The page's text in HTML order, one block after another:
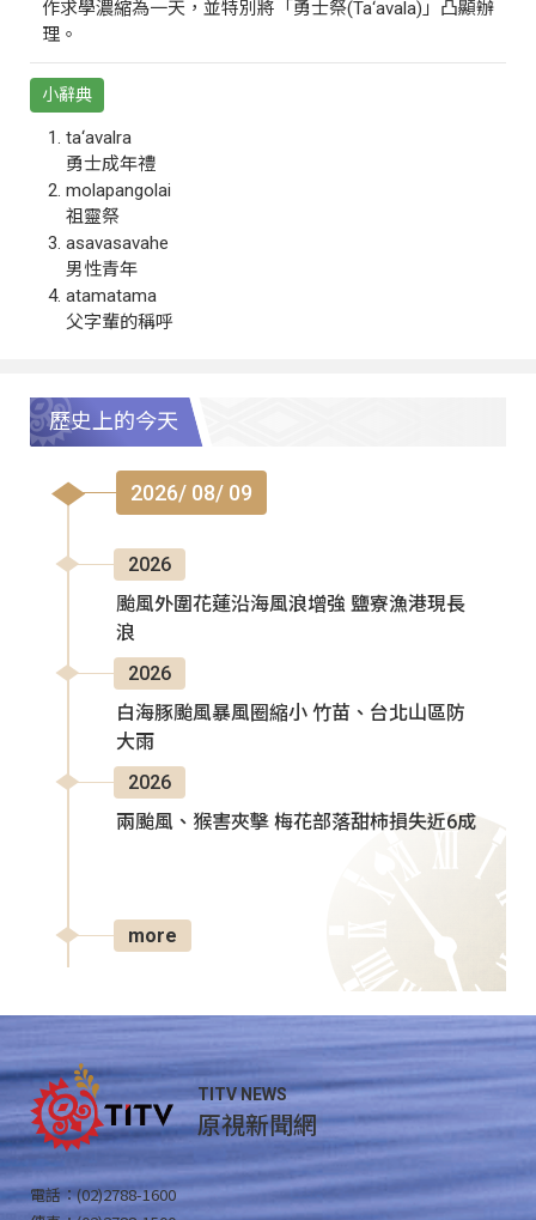
作求學濃縮為一天，並特別將「勇士祭(Ta‘avala)」凸顯辦
理。
小辭典
ta‘avalra
勇士成年禮
molapangolai
祖靈祭
asavasavahe
男性青年
atamatama
父字輩的稱呼
歷史上的今天
2026/ 08/ 09
2026
颱風外圍花蓮沿海風浪增強 鹽寮漁港現長
浪
2026
白海豚颱風暴風圈縮小 竹苗、台北山區防
大雨
2026
兩颱風、猴害夾擊 梅花部落甜柿損失近6成
more
TITV NEWS
原視新聞網
電話：(02)2788-1600